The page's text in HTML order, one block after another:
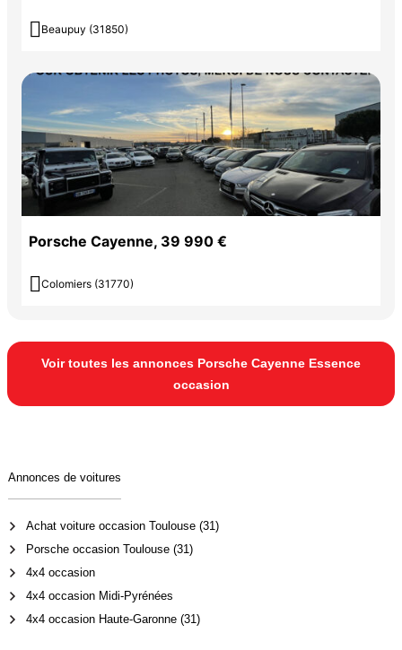
 Beaupuy (31850)
Porsche Cayenne, 39 990 €
 Colomiers (31770)
Voir toutes les annonces Porsche Cayenne Essence
occasion
Annonces de voitures
Achat voiture occasion Toulouse (31)
Porsche occasion Toulouse (31)
4x4 occasion
4x4 occasion Midi-Pyrénées
4x4 occasion Haute-Garonne (31)